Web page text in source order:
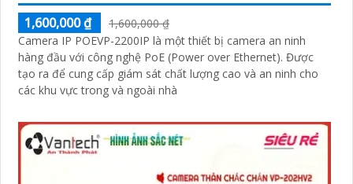
1,600,000 ₫
1,600,000 ₫
Camera IP POEVP-2200IP là một thiết bị camera an ninh
hàng đầu với công nghệ PoE (Power over Ethernet). Được
tạo ra để cung cấp giám sát chất lượng cao và an ninh cho
các khu vực trong và ngoài nhà